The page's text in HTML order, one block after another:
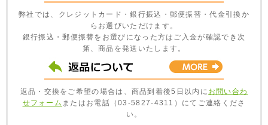
弊社では、クレジットカード・銀行振込・郵便振替・代金引換か
らお選びいただけます。
銀行振込・郵便振替をお選びになった方はご入金が確認でき次
第、商品を発送いたします。
返品・交換をご希望の場合は、商品到着後5日以内に お問い合わ
せフォーム またはお電話（03-5827-4311）にてご連絡くださ
い。